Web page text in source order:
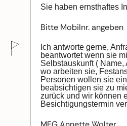
Sie haben ernsthaftes
Bitte Mobilnr. angeben
Ich antworte gerne,
beantwortet wenn sie
Selbstauskunft ( Name,
wo arbeiten sie,
Personen wollen sie
beabsichtigen sie zu
zurück und wir können
Besichtigungstermin